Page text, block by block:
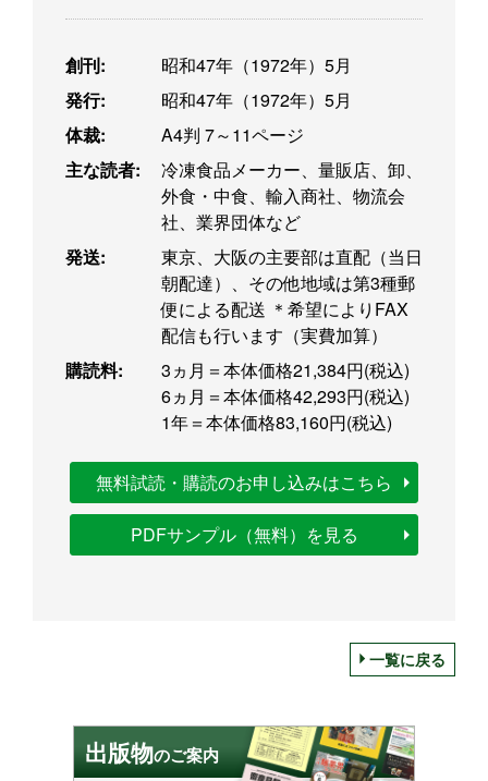
創刊:
昭和47年（1972年）5月
発行:
昭和47年（1972年）5月
体裁:
A4判 7～11ページ
主な読者:
冷凍食品メーカー、量販店、卸、
外食・中食、輸入商社、物流会
社、業界団体など
発送:
東京、大阪の主要部は直配（当日
朝配達）、その他地域は第3種郵
便による配送 ＊希望によりFAX
配信も行います（実費加算）
購読料:
3ヵ月＝本体価格21,384円(税込)
6ヵ月＝本体価格42,293円(税込)
1年＝本体価格83,160円(税込)
無料試読・購読のお申し込みはこちら
PDFサンプル（無料）を見る
一覧に戻る
出版物のご案内